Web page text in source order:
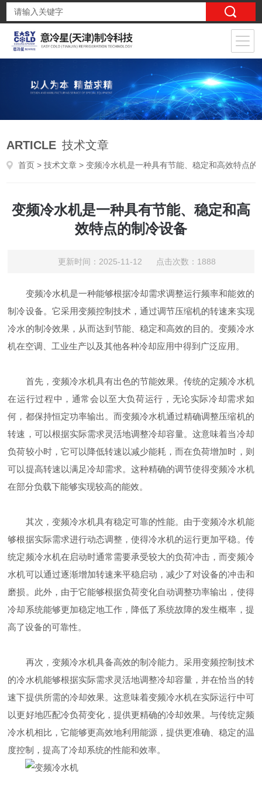
ARTICLE 技术文章
首页 >技术文章 > 变频冷水机是一种具有节能、稳定和高效特点的制冷设备
变频冷水机是一种具有节能、稳定和高
效特点的制冷设备
更新时间：2025-11-12 点击次数：1888
变频冷水机是一种能够根据冷却需求调整运行频率和能效的
制冷设备。它采用变频控制技术，通过调节压缩机的转速来实现
冷水的制冷效果，从而达到节能、稳定和高效的目的。变频冷水
机在空调、工业生产以及其他各种冷却应用中得到广泛应用。
首先，变频冷水机具有出色的节能效果。传统的定频冷水机
在运行过程中，通常会以至大负荷运行，无论实际冷却需求如
何，都保持恒定功率输出。而变频冷水机通过精确调整压缩机的
转速，可以根据实际需求灵活地调整冷却容量。这意味着当冷却
负荷较小时，它可以降低转速以减少能耗，而在负荷增加时，则
可以提高转速以满足冷却需求。这种精确的调节使得变频冷水机
在部分负载下能够实现较高的能效。
其次，变频冷水机具有稳定可靠的性能。由于变频冷水机能
够根据实际需求进行动态调整，使得冷水机的运行更加平稳。传
统定频冷水机在启动时通常需要承受较大的负荷冲击，而变频冷
水机可以通过逐渐增加转速来平稳启动，减少了对设备的冲击和
磨损。此外，由于它能够根据负荷变化自动调整功率输出，使得
冷却系统能够更加稳定地工作，降低了系统故障的发生概率，提
高了设备的可靠性。
再次，变频冷水机具备高效的制冷能力。采用变频控制技术
的冷水机能够根据实际需求灵活地调整冷却容量，并在恰当的转
速下提供所需的冷却效果。这意味着变频冷水机在实际运行中可
以更好地匹配冷负荷变化，提供更精确的冷却效果。与传统定频
冷水机相比，它能够更高效地利用能源，提供更准确、稳定的温
度控制，提高了冷却系统的性能和效率。